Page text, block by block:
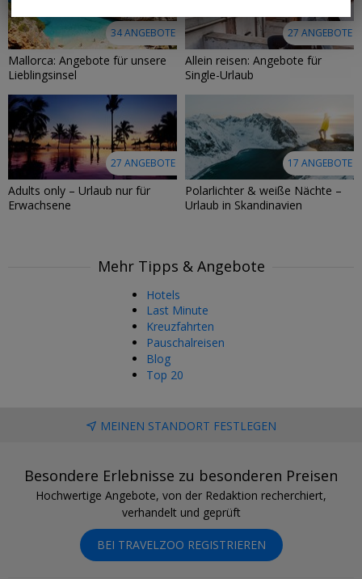
34 ANGEBOTE
Mallorca: Angebote für unsere
Lieblingsinsel
27 ANGEBOTE
Allein reisen: Angebote für
Single-Urlaub
27 ANGEBOTE
Adults only – Urlaub nur für
Erwachsene
17 ANGEBOTE
Polarlichter & weiße Nächte –
Urlaub in Skandinavien
Mehr Tipps & Angebote
Hotels
Last Minute
Kreuzfahrten
Pauschalreisen
Blog
Top 20
MEINEN STANDORT FESTLEGEN
Besondere Erlebnisse zu besonderen Preisen
Hochwertige Angebote, von der Redaktion recherchiert,
verhandelt und geprüft
BEI TRAVELZOO REGISTRIEREN